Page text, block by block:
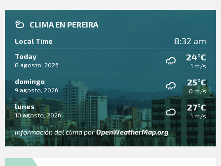
CLIMA EN PEREIRA
Local Time 8:32 am
Today
8 agosto, 2026
24°C
1 m/s
domingo
9 agosto, 2026
25°C
0 m/s
lunes
10 agosto, 2026
27°C
1 m/s
Información del clima porOpenWeatherMap.org